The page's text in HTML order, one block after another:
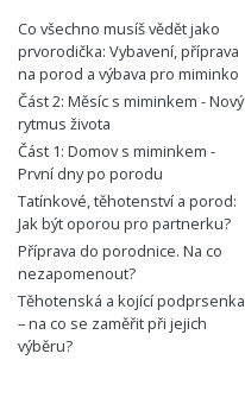
Co všechno musíš vědět jako
prvorodička: Vybavení, příprava
na porod a výbava pro miminko
Část 2: Měsíc s miminkem - Nový
rytmus života
Část 1: Domov s miminkem -
První dny po porodu
Tatínkové, těhotenství a porod:
Jak být oporou pro partnerku?
Příprava do porodnice. Na co
nezapomenout?
Těhotenská a kojící podprsenka
– na co se zaměřit při jejich
výběru?